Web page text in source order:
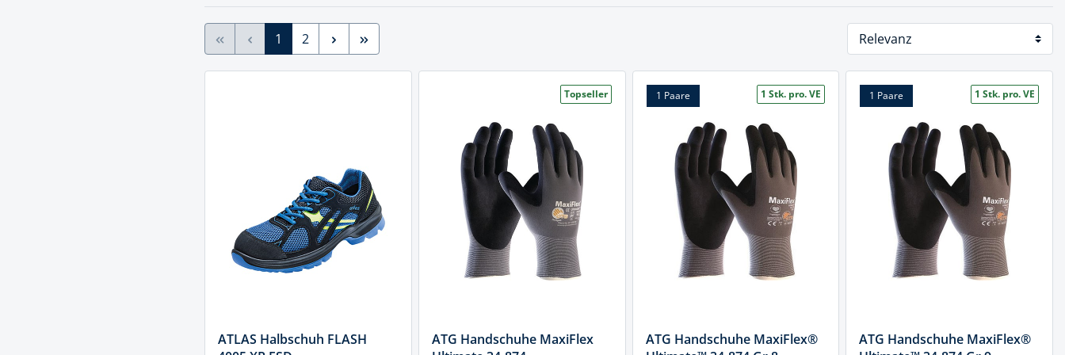
Verbindungs- und Klemmsysteme
Holzverbinder
Hebelwerkzeug
Malerwerkzeug
Maurer- und Schlagschnur
Meißel
Nietwerkzeug
Spachtel & Kelle
1 2
ATLAS Halbschuh FLASH
Topseller
ATG Handschuhe MaxiFlex
1 Paare 1 Stk. pro. VE
ATG Handschuhe MaxiFlex®
1 Paare 1 Stk. pro. VE
ATG Handschuhe MaxiFlex®